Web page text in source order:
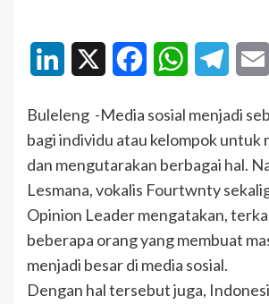
LinkedIn FacebookWhatsApp
Buleleng -Media sosial menjadi
bagi individu atau kelompok untuk
dan mengutarakan berbagai hal.
Lesmana, vokalis Fourtwnty
Opinion Leader mengatakan,
beberapa orang yang membuat
menjadi besar di media sosial.
Dengan hal tersebut juga,